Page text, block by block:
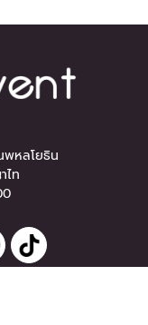
หลโยธิน
ไท